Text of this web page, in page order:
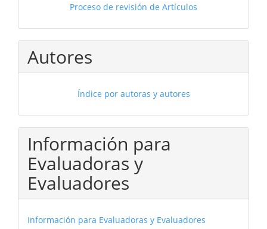
Proceso de revisión de Artículos
Autores
Índice por autoras y autores
Información para
Evaluadoras y
Evaluadores
Información para Evaluadoras y Evaluadores